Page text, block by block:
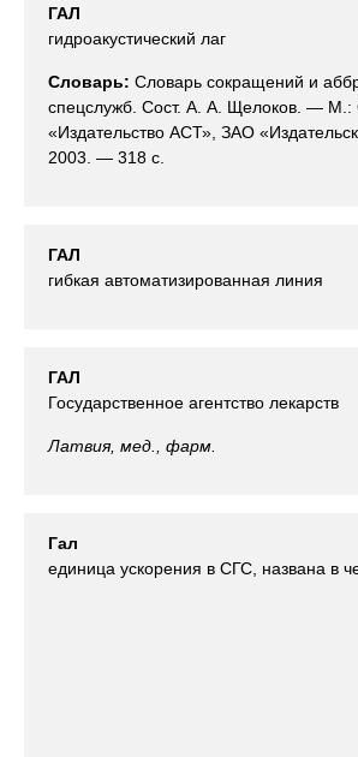
ГАЛ
гидроакустический лаг
Словарь: Словарь сокращений и
спецслужб. Сост. А. А. Щелоков. —
«Издательство АСТ», ЗАО
2003. — 318 с.
ГАЛ
гибкая автоматизированная линия
ГАЛ
Государственное агентство лекарств
Латвия, мед., фарм.
Гал
единица ускорения в СГС, названа в